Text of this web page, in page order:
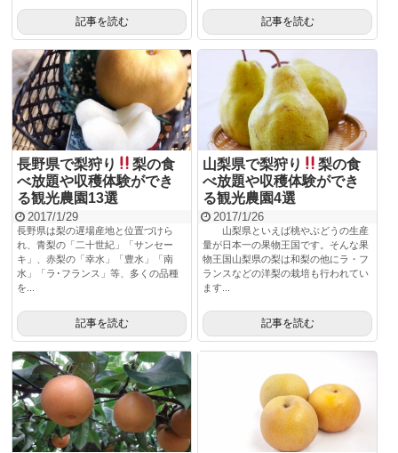
記事を読む 記事を読む
長野県で梨狩り
梨の食
べ放題や収穫体験ができ
る観光農園13選
2017/1/29
長野県は梨の遅場産地と位置づけら
れ、青梨の「二十世紀」「サンセー
キ」、赤梨の「幸水」「豊水」「南
水」「ラ･フランス」等、多くの品種
を...
記事を読む
山梨県で梨狩り
梨の食
べ放題や収穫体験ができ
る観光農園4選
2017/1/26
山梨県といえば桃やぶどうの生産
量が日本一の果物王国です。そんな果
物王国山梨県の梨は和梨の他にラ・フ
ランスなどの洋梨の栽培も行われてい
ます...
記事を読む